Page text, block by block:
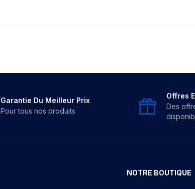
Garantie Du Meilleur Prix
Pour tous nos produits
Offres
Des
NOTRE BOUTIQUE